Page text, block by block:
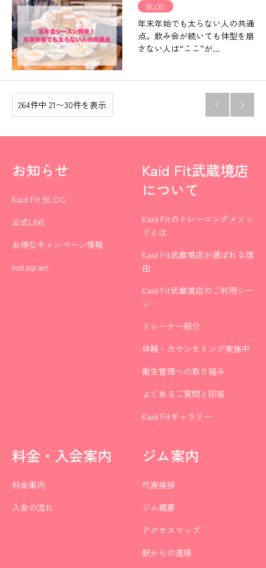
BLOG
年末年始でも太らない人の共通
点。飲み会が続いても体型を崩
さない人は“ここ”が…
264件中 21〜30件を表示  
お知らせ
Kaid Fit BLOG
公式LINE
お得なキャンペーン情報
Instagram
Kaid Fit武蔵境店
について
Kaid Fitのトレーニングメソッ
ドとは
Kaid Fit武蔵境店が選ばれる理
由
Kaid Fit武蔵境店のご利用シー
ン
トレーナー紹介
体験・カウンセリング実施中
衛生管理への取り組み
よくあるご質問と回答
Kaid Fitギャラリー
料金・入会案内
料金案内
入会の流れ
ジム案内
代表挨拶
ジム概要
アクセスマップ
駅からの道順